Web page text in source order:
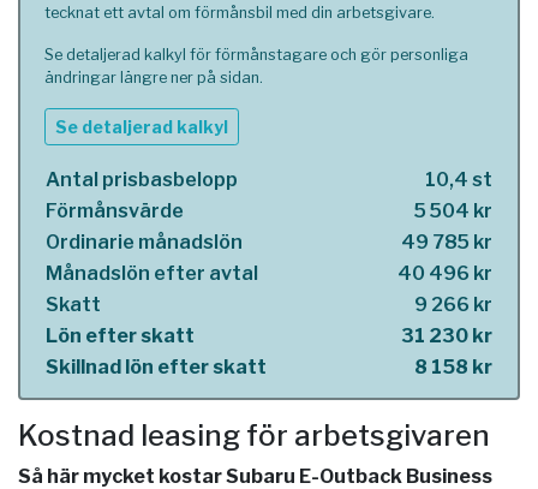
tecknat ett avtal om förmånsbil med din arbetsgivare.
Se detaljerad kalkyl för förmånstagare och gör personliga
ändringar längre ner på sidan.
Se detaljerad kalkyl
Antal prisbasbelopp
10,4 st
Förmånsvärde
5 504 kr
Ordinarie månadslön
49 785 kr
Månadslön efter avtal
40 496 kr
Skatt
9 266 kr
Lön efter skatt
31 230 kr
Skillnad lön efter skatt
8 158 kr
Kostnad leasing för arbetsgivaren
Så här mycket kostar Subaru E-Outback Business